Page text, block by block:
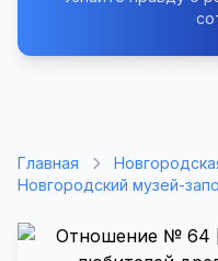
Главная
Новгородский музей-